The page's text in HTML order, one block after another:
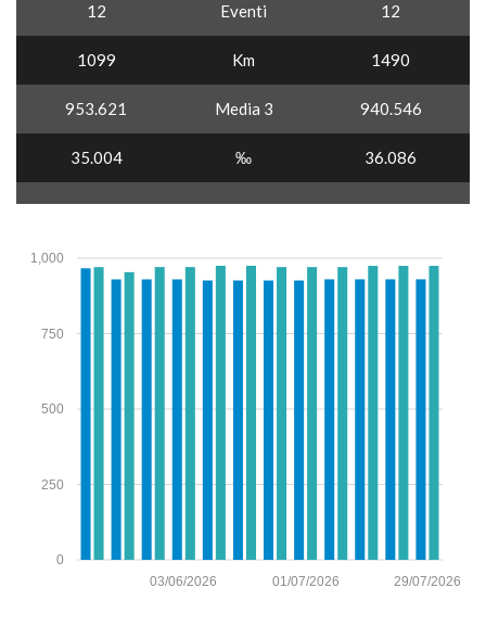
12 Eventi 12
1099 Km 1490
953.621 Media 3 940.546
35.004 ‰ 36.086
0
250
500
750
1,000
29/07/2026
01/07/2026
03/06/2026